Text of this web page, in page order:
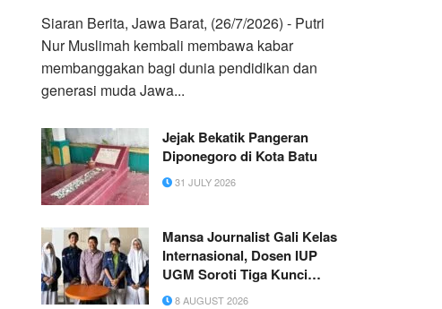
Siaran Berita, Jawa Barat, (26/7/2026) - Putri
Nur Muslimah kembali membawa kabar
membanggakan bagi dunia pendidikan dan
generasi muda Jawa...
Jejak Bekatik Pangeran
Diponegoro di Kota Batu
31 JULY 2026
Mansa Journalist Gali Kelas
Internasional, Dosen IUP
UGM Soroti Tiga Kunci
Utama
8 AUGUST 2026